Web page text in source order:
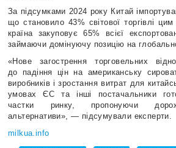
За підсумками 2024 року Китай
що становило 43% світової торгівлі
країна закуповує 65% всієї
займаючи домінуючу позицію на
«Нове загострення торговельних
до падіння цін на американську
виробників і зростання витрат для
умовах ЄС та інші постачальники
частки ринку, пропонуючи
альтернативи», — підсумували експерти.
milkua.info